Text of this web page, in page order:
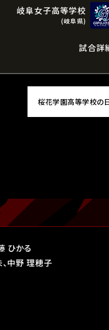
岐阜女子高等学校
(岐阜県)
試合詳
桜花学園高等学校の
ひかる
中野 理穂子